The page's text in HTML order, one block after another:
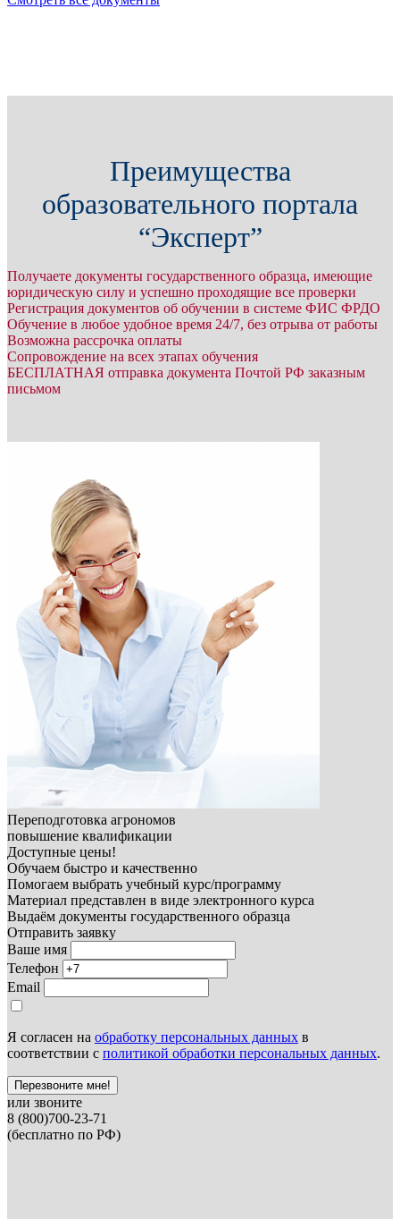
Преимущества
образовательного портала
“Эксперт”
Получаете документы государственного образца, имеющие
юридическую силу и успешно проходящие все проверки
Регистрация документов об обучении в системе ФИС ФРДО
Обучение в любое удобное время 24/7, без отрыва от работы
Возможна рассрочка оплаты
Сопровождение на всех этапах обучения
БЕСПЛАТНАЯ отправка документа Почтой РФ заказным
письмом
Переподготовка агрономов
повышение квалификации
Доступные цены!
Обучаем быстро и качественно
Помогаем выбрать учебный курс/программу
Материал представлен в виде электронного курса
Выдаём документы государственного образца
Отправить заявку
Ваше имя
Телефон
Email
Я согласен на обработку персональных данных в
соответствии с политикой обработки персональных данных.
Перезвоните мне!
или звоните
8 (800)700-23-71
(бесплатно по РФ)